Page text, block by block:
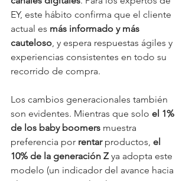
EY, este hábito confirma que el cliente
actual es más informado y más
cauteloso, y espera respuestas ágiles y
experiencias consistentes en todo su
recorrido de compra.
Los cambios generacionales también
son evidentes. Mientras que solo el 1%
de los baby boomers muestra
preferencia por rentar productos, el
10% de la generación Z ya adopta este
modelo (un indicador del avance hacia